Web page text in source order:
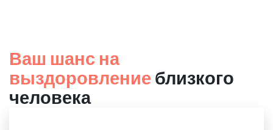
Ваш шанс на
выздоровление близкого
человека